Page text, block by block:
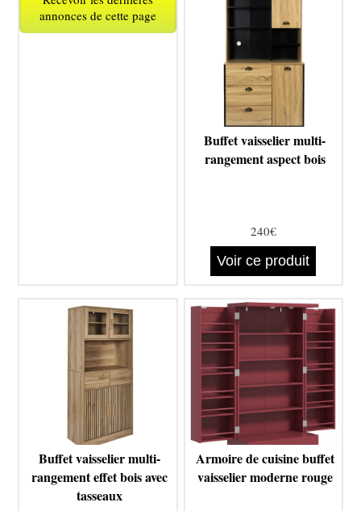
annonces de cette page
Buffet vaisselier multi-
rangement aspect bois
240€
Voir ce produit
Buffet vaisselier multi-
rangement effet bois avec
tasseaux
Armoire de cuisine buffet
vaisselier moderne rouge